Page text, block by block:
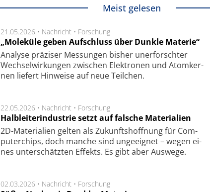
Meist gelesen
21.05.2026 • Nachricht • Forschung
„Moleküle geben Aufschluss über Dunkle Materie“
Analyse prä­zi­ser Mes­sung­en bis­her un­er­for­schter
Wech­sel­wir­kung­en zwi­schen Elek­tro­nen und Atom­ker­
nen lie­fert Hin­wei­se auf neue Teil­chen.
22.05.2026 • Nachricht • Forschung
Halbleiterindustrie setzt auf falsche Materialien
2D-Mate­ri­a­li­en gel­ten als Zu­kunfts­hoff­nung für Com­
pu­ter­chips, doch man­che sind un­ge­eig­net – we­gen ei­
nes un­ter­schätz­ten Ef­fekts. Es gibt aber Aus­we­ge.
02.03.2026 • Nachricht • Forschung